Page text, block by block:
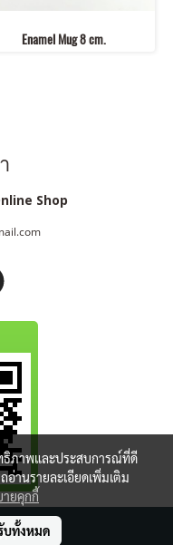
า
Enamel Mug 8 cm.
Shop
ธิภาพและประสบการณ์ที่ดี
อ่านรายละเอียดเพิ่มเติม
ายคุกกี้
บทั้งหมด